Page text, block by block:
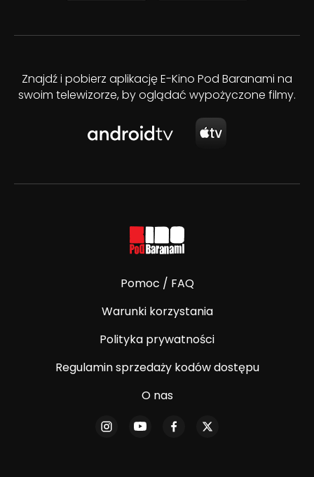
Znajdź i pobierz aplikację E-Kino Pod Baranami na
swoim telewizorze, by oglądać wypożyczone filmy.
Pomoc / FAQ
Warunki korzystania
Polityka prywatności
Regulamin sprzedaży kodów dostępu
O nas